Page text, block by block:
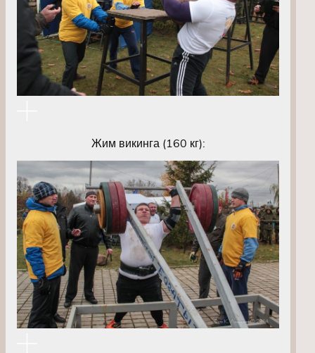
Жим викинга (160 кг):